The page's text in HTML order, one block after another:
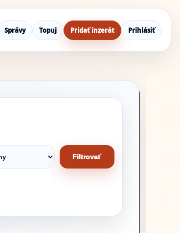
Správy Topuj Pridať inzerát Prihlásiť
Filtrovať